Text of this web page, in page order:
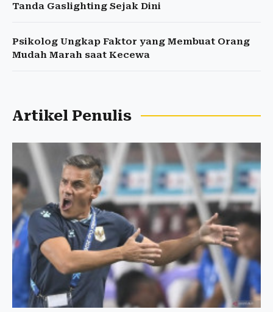
Tanda Gaslighting Sejak Dini
Psikolog Ungkap Faktor yang Membuat Orang
Mudah Marah saat Kecewa
Artikel Penulis